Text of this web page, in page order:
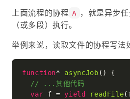
上面流程的协程 A
，就是异步
（或多段）执行。
举例来说，读取文件的协程写法
function* asyncJob ( ) {
// ...其他代码
var f = yield readFile